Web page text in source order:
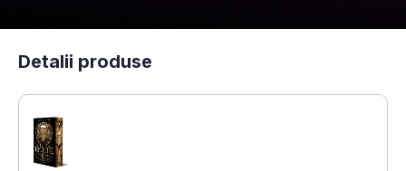
Detalii produse